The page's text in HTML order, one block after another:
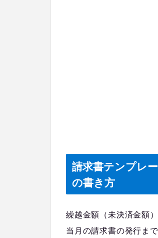
請求書テンプレ
の書き方
繰越金額（未決済金額
当月の請求書の発行ま